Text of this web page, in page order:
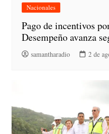
Nacionales
Pago de incentivos
Desempeño avanza
samantharadio 2 de